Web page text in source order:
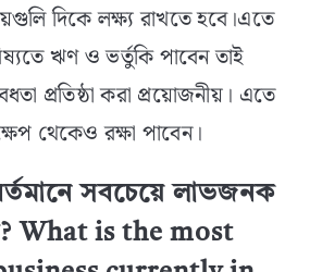
দিকে লক্ষ্য রাখতে হবে।এতে
ঋণ ও ভর্তুকি পাবেন তাই
প্রতিষ্ঠা করা প্রয়োজনীয়। এতে
থেকেও রক্ষা পাবেন।
সবচেয়ে লাভজনক
What is the most